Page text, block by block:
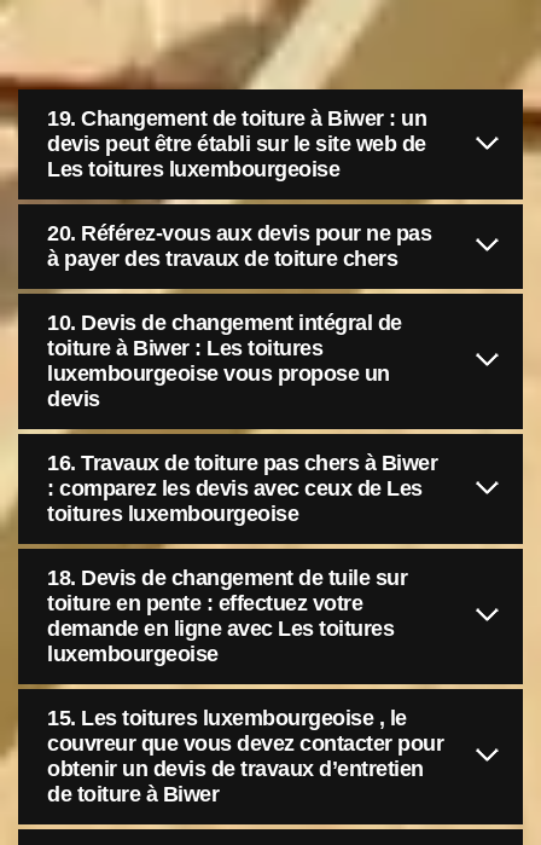
19. Changement de toiture à Biwer : un
devis peut être établi sur le site web de
Les toitures luxembourgeoise
20. Référez-vous aux devis pour ne pas
à payer des travaux de toiture chers
10. Devis de changement intégral de
toiture à Biwer : Les toitures
luxembourgeoise vous propose un
devis
16. Travaux de toiture pas chers à Biwer
: comparez les devis avec ceux de Les
toitures luxembourgeoise
18. Devis de changement de tuile sur
toiture en pente : effectuez votre
demande en ligne avec Les toitures
luxembourgeoise
15. Les toitures luxembourgeoise , le
couvreur que vous devez contacter pour
obtenir un devis de travaux d’entretien
de toiture à Biwer